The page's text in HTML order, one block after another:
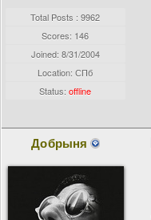
Total Posts : 9962
Scores: 146
Joined: 8/31/2004
Location: СПб
Status:offline
Добрыня